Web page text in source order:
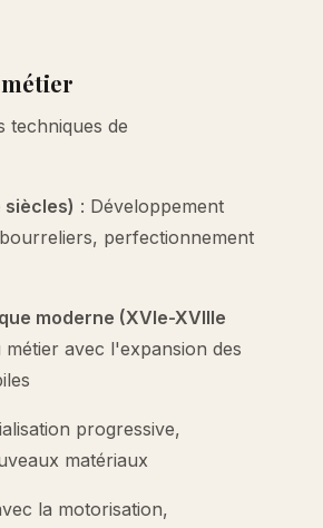
techniques de
siècles) : Développement
perfectionnement
moderne (XVIe-XVIIIe
métier avec l'expansion des
progressive,
matériaux
la motorisation,